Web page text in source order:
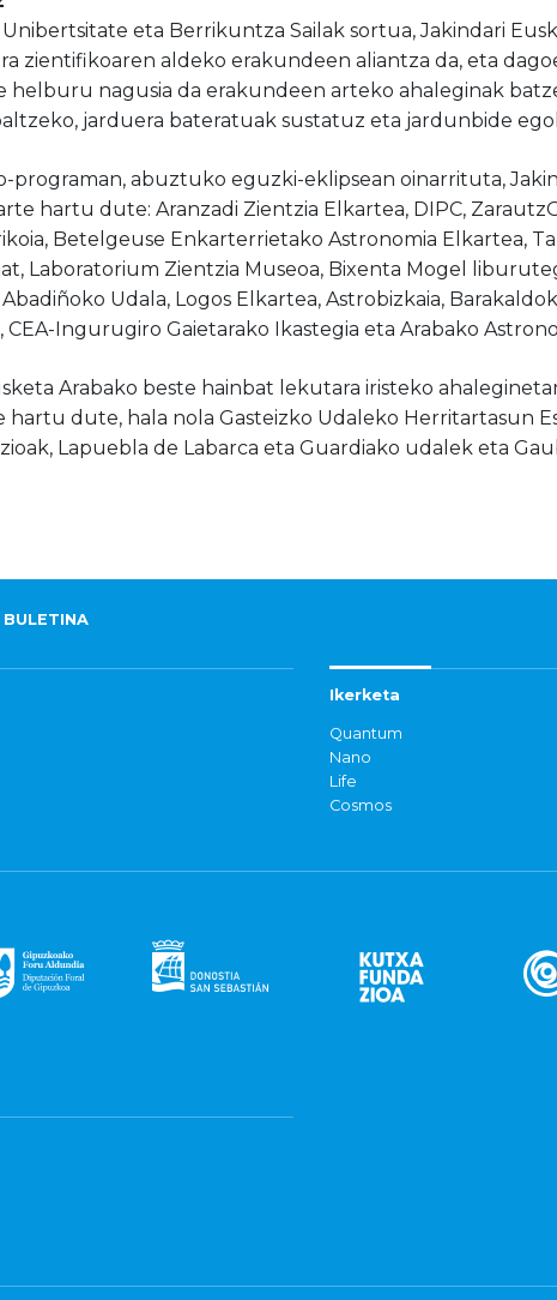
eta Berrikuntza Sailak sortua, Jakindari
zientifikoaren aldeko erakundeen aliantza da, eta
helburu nagusia da erakundeen arteko ahaleginak
jarduera bateratuak sustatuz eta jardunbide
programan, abuztuko eguzki-eklipsean oinarrituta,
hartu dute: Aranzadi Zientzia Elkartea, DIPC,
Betelgeuse Enkarterrietako Astronomia Elkartea,
Laboratorium Zientzia Museoa, Bixenta Mogel
Udala, Logos Elkartea, Astrobizkaia,
CEA-Ingurugiro Gaietarako Ikastegia eta Arabako
Arabako beste hainbat lekutara iristeko
dute, hala nola Gasteizko Udaleko Herritartasun
Lapuebla de Labarca eta Guardiako udalek eta
BULETINA
Ikerketa
Quantum
Nano
Life
Cosmos